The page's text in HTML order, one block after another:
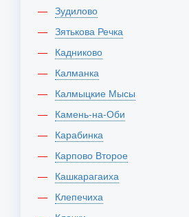
Зудилово
Зятькова Речка
Кадниково
Калманка
Калмыцкие Мысы
Камень-на-Оби
Карабинка
Карпово Второе
Кашкарагаиха
Клепечиха